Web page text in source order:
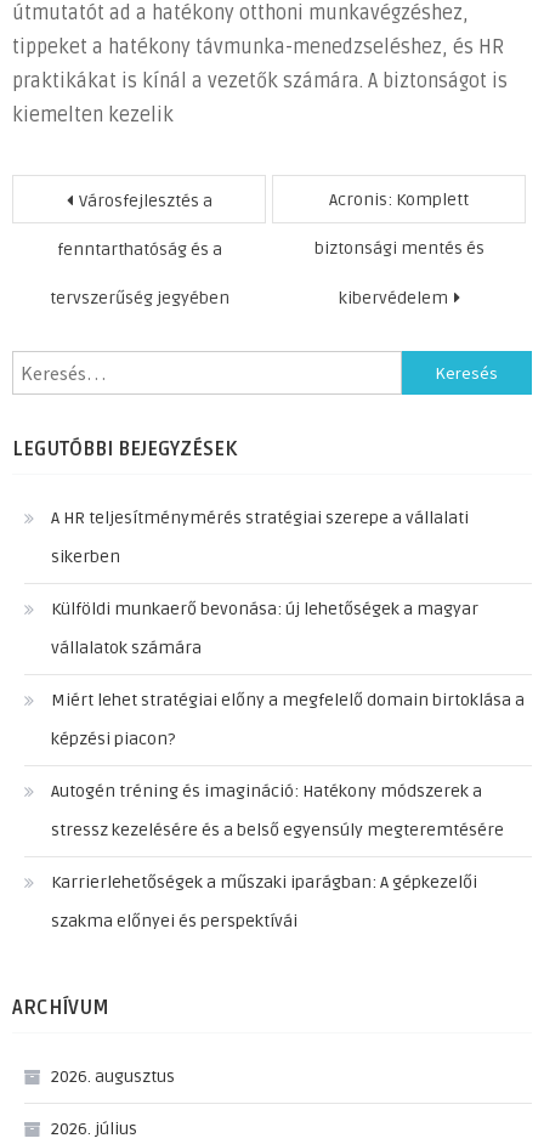
útmutatót ad a hatékony otthoni munkavégzéshez,
tippeket a hatékony távmunka-menedzseléshez, és HR
praktikákat is kínál a vezetők számára. A biztonságot is
kiemelten kezelik
Bejegyzés
navigáció
Városfejlesztés a
fenntarthatóság és a
tervszerűség jegyében
Acronis: Komplett
biztonsági mentés és
kibervédelem
Keresés:
LEGUTÓBBI BEJEGYZÉSEK
A HR teljesítménymérés stratégiai szerepe a vállalati
sikerben
Külföldi munkaerő bevonása: új lehetőségek a magyar
vállalatok számára
Miért lehet stratégiai előny a megfelelő domain birtoklása a
képzési piacon?
Autogén tréning és imagináció: Hatékony módszerek a
stressz kezelésére és a belső egyensúly megteremtésére
Karrierlehetőségek a műszaki iparágban: A gépkezelői
szakma előnyei és perspektívái
ARCHÍVUM
2026. augusztus
2026. július